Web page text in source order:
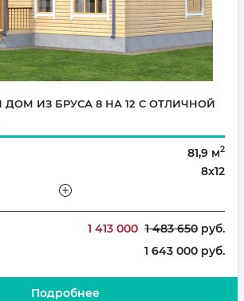
ИЗ БРУСА 8 НА 12 С ОТЛИЧНОЙ
81,9 м2
8х12
3
1 413 000 1 483 650руб.
1 643 000 руб.
Подробнее